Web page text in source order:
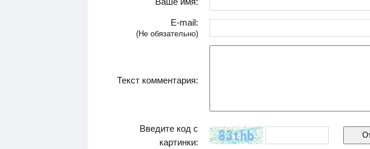
E-mail:
(Не обязательно)
Текст комментария:
Введите код с
картинки: